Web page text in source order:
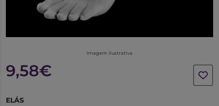
Imagem ilustrativa
9,58€
ELÁS